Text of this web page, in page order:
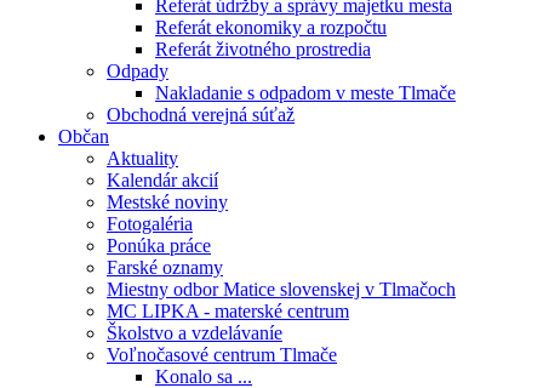
Referát údržby a správy majetku mesta
Referát ekonomiky a rozpočtu
Referát životného prostredia
Odpady
Nakladanie s odpadom v meste Tlmače
Obchodná verejná súťaž
Občan
Aktuality
Kalendár akcií
Mestské noviny
Fotogaléria
Ponúka práce
Farské oznamy
Miestny odbor Matice slovenskej v Tlmačoch
MC LIPKA - materské centrum
Školstvo a vzdelávaníe
Voľnočasové centrum Tlmače
Konalo sa ...